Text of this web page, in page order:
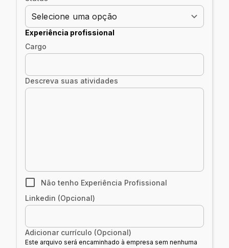
Selecione uma opção
Experiência profissional
Cargo
Descreva suas atividades
Não tenho Experiência Profissional
Linkedin (Opcional)
Adicionar currículo (Opcional)
Este arquivo será encaminhado à empresa sem nenhuma